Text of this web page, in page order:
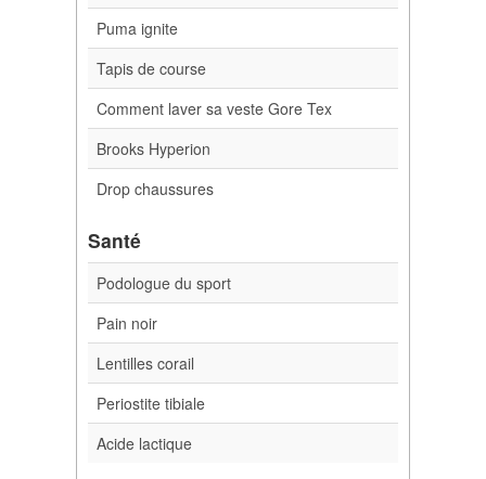
Puma ignite
Tapis de course
Comment laver sa veste Gore Tex
Brooks Hyperion
Drop chaussures
Santé
Podologue du sport
Pain noir
Lentilles corail
Periostite tibiale
Acide lactique